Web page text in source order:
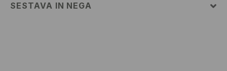
SESTAVA IN NEGA